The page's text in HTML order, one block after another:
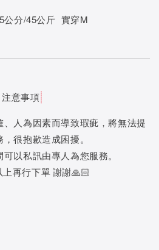
公分/45公斤 實穿M
注意事項
人為因素而導致瑕疵，將無法提
很抱歉造成困擾。
以私訊由專人為您服務。
再行下單 謝謝🙏🏻